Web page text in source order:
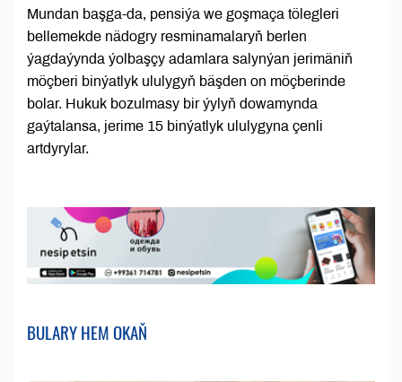
Mundan başga-da, pensiýa we goşmaça tölegleri
bellemekde nädogry resminamalaryň berlen
ýagdaýynda ýolbaşçy adamlara salynýan jerimäniň
möçberi binýatlyk ululygyň bäşden on möçberinde
bolar. Hukuk bozulmasy bir ýylyň dowamynda
gaýtalansa, jerime 15 binýatlyk ululygyna çenli
artdyrylar.
BULARY HEM OKAŇ